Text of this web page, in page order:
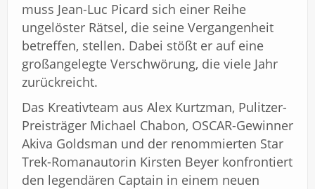
muss Jean-Luc Picard sich einer Reihe
ungelöster Rätsel, die seine Vergangenheit
betreffen, stellen. Dabei stößt er auf eine
großangelegte Verschwörung, die viele Jahr
zurückreicht.
Das Kreativteam aus Alex Kurtzman, Pulitzer-
Preisträger Michael Chabon, OSCAR-Gewinner
Akiva Goldsman und der renommierten Star
Trek-Romanautorin Kirsten Beyer konfrontiert
den legendären Captain in einem neuen